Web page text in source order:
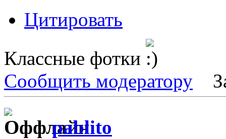
Цитировать
Классные фотки
Сообщить модератору
pablito